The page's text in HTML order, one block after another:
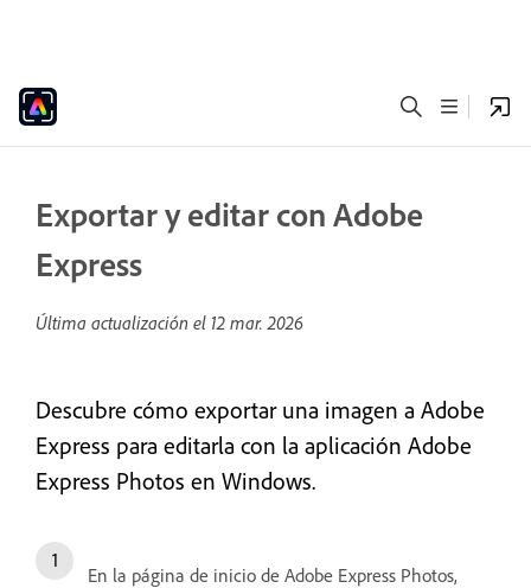
Exportar y editar con Adobe
Express
Última actualización el 12 mar. 2026
Descubre cómo exportar una imagen a Adobe
Express para editarla con la aplicación Adobe
Express Photos en Windows.
En la página de inicio de Adobe Express Photos,